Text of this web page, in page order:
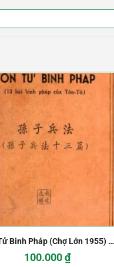
Binh Pháp (Chợ Lớn 1955) –
Thi Đạt Chí
100.000₫